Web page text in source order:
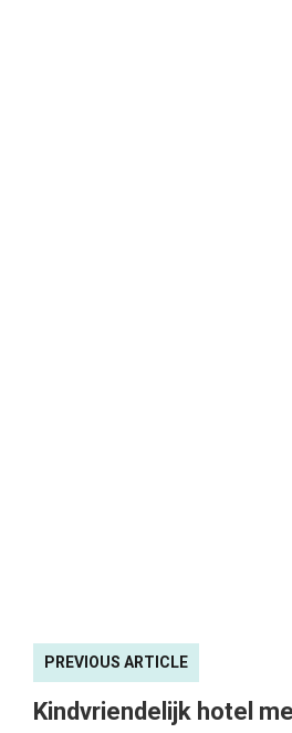
PREVIOUS ARTICLE
Kindvriendelijk hotel